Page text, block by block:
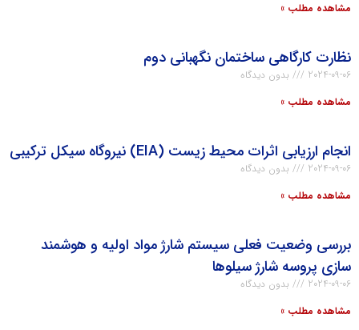
مشاهده مطلب »
نظارت کارگاهی ساختمان نگهبانی دوم
2024-09-06
بدون دیدگاه
مشاهده مطلب »
انجام ارزيابي اثرات محيط زيست (EIA) نیروگاه سیکل ترکیبی
2024-09-06
بدون دیدگاه
مشاهده مطلب »
بررسي وضعيت فعلي سيستم شارژ مواد اوليه و هوشمند
سازي پروسه شارژ سيلوها
2024-09-06
بدون دیدگاه
مشاهده مطلب »